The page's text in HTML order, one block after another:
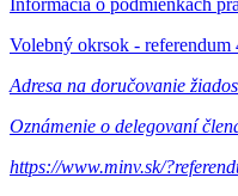
Informácia o podmienkach
Volebný okrsok - referendum
Adresa na doručovanie
Oznámenie o delegovaní
https://www.minv.sk/